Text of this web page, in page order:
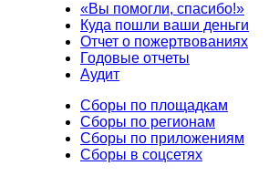
«Вы помогли, спасибо!»
Куда пошли ваши деньги
Отчет о пожертвованиях
Годовые отчеты
Аудит
Сборы по площадкам
Сборы по регионам
Сборы по приложениям
Сборы в соцсетях